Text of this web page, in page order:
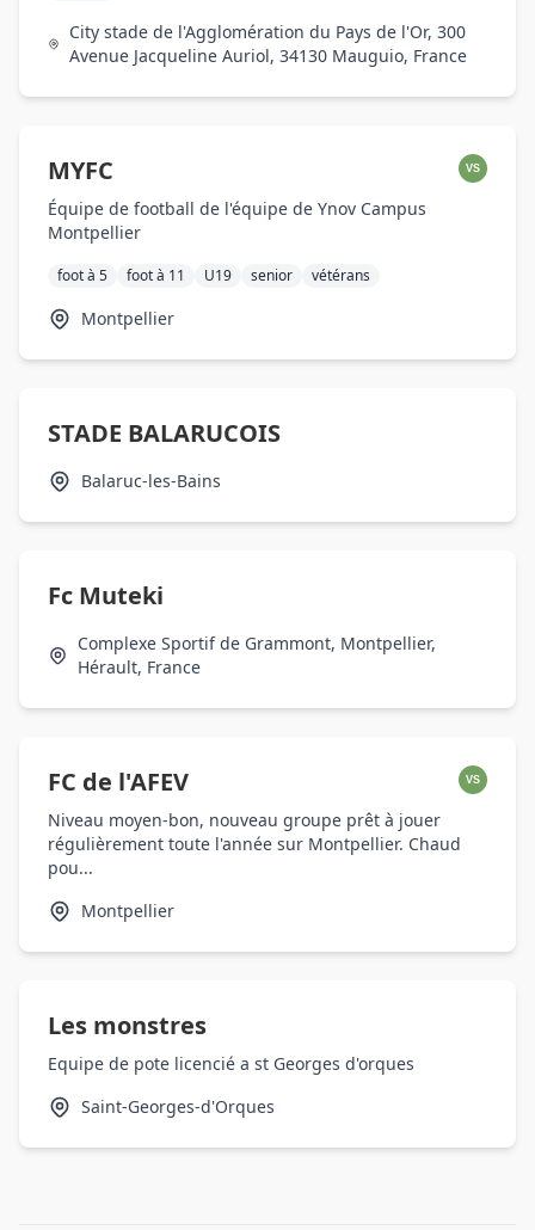
City stade de l'Agglomération du Pays de l'Or, 300
Avenue Jacqueline Auriol, 34130 Mauguio, France
MYFC VS
Équipe de football de l'équipe de Ynov Campus
Montpellier
foot à 5 foot à 11 U19 senior vétérans
Montpellier
STADE BALARUCOIS
Balaruc-les-Bains
Fc Muteki
Complexe Sportif de Grammont, Montpellier,
Hérault, France
FC de l'AFEV VS
Niveau moyen-bon, nouveau groupe prêt à jouer
régulièrement toute l'année sur Montpellier. Chaud
pou...
Montpellier
Les monstres
Equipe de pote licencié a st Georges d'orques
Saint-Georges-d'Orques